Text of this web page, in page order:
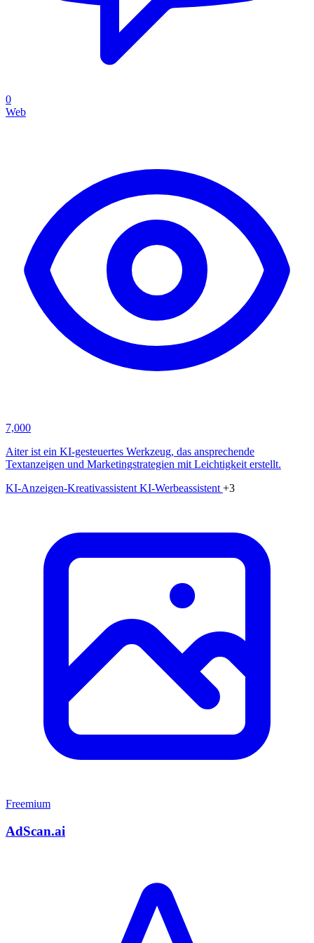
0
Web
7,000
Aiter ist ein KI-gesteuertes Werkzeug, das ansprechende
Textanzeigen und Marketingstrategien mit Leichtigkeit erstellt.
KI-Anzeigen-Kreativassistent KI-Werbeassistent +3
Freemium
AdScan.ai